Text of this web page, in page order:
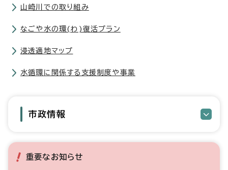
山崎川での取り組み
なごや水の環(わ)復活プラン
浸透適地マップ
水循環に関係する支援制度や事業
市政情報
重要なお知らせ